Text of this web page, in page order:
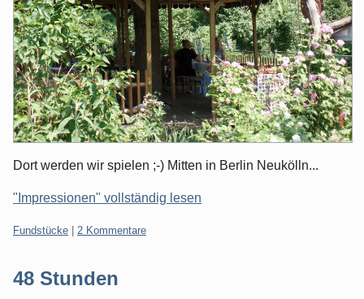
Dort werden wir spielen ;-) Mitten in Berlin Neukölln...
"Impressionen" vollständig lesen
Kategorien:
Fundstücke 2 Kommentare
48 Stunden